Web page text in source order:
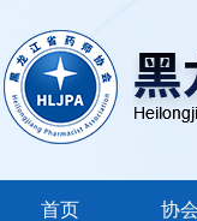
首页 协